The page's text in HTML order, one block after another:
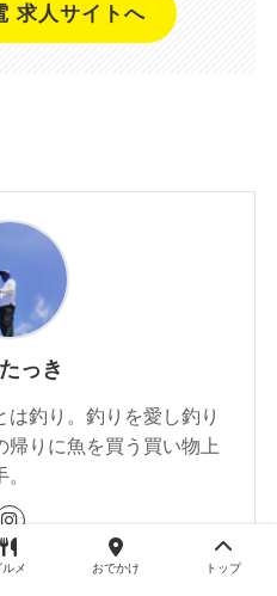
求人サイトへ
っき
釣り。釣りを愛し釣り
帰りに魚を買う買い物上
。
ルメ おでかけ トップ